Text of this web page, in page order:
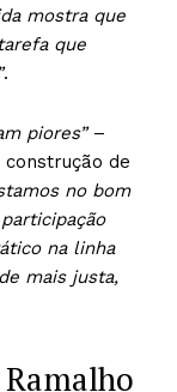
mostra que
que
.
piores” –
de
no bom
na linha
mais justa,